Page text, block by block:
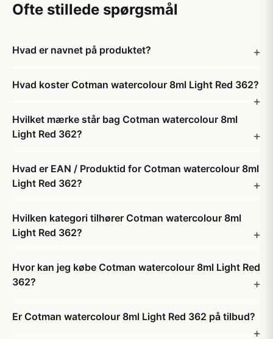
Ofte stillede spørgsmål
Hvad er navnet på produktet?
Hvad koster Cotman watercolour 8ml Light Red 362?
Hvilket mærke står bag Cotman watercolour 8ml
Light Red 362?
Hvad er EAN / Produktid for Cotman watercolour 8ml
Light Red 362?
Hvilken kategori tilhører Cotman watercolour 8ml
Light Red 362?
Hvor kan jeg købe Cotman watercolour 8ml Light Red
362?
Er Cotman watercolour 8ml Light Red 362 på tilbud?